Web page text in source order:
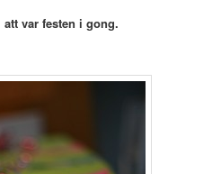
var festen i gong.